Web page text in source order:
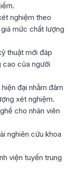
nghiệm theo
mức chất lượng
thuật mới đáp
cao của người
đại nhằm đảm
xét nghiệm.
cho nhân viên
nghiên cứu khoa
viện tuyến trung